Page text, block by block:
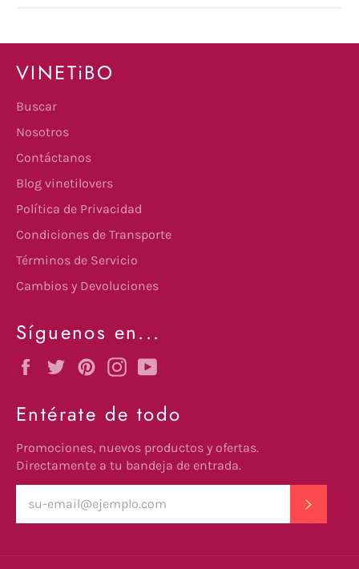
VINETiBO
Buscar
Nosotros
Contáctanos
Blog vinetilovers
Política de Privacidad
Condiciones de Transporte
Términos de Servicio
Cambios y Devoluciones
Síguenos en...
FacebookTwitterPinterestInstagram
Entérate de todo
Promociones, nuevos productos y ofertas.
Directamente a tu bandeja de entrada.